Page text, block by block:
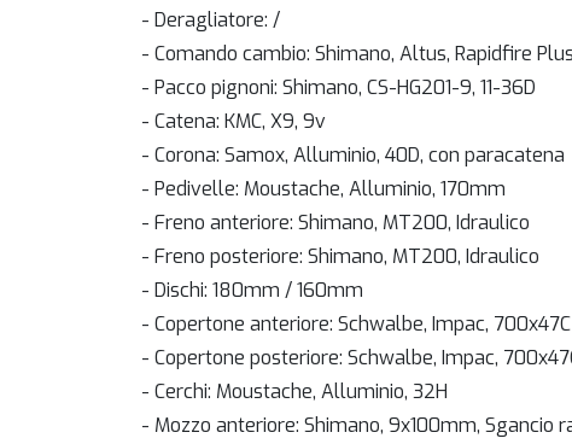
- Deragliatore: /
- Comando cambio: Shimano, Altus, Rapidfire Plus
- Pacco pignoni: Shimano, CS-HG201-9, 11-36D
- Catena: KMC, X9, 9v
- Corona: Samox, Alluminio, 40D, con paracatena
- Pedivelle: Moustache, Alluminio, 170mm
- Freno anteriore: Shimano, MT200, Idraulico
- Freno posteriore: Shimano, MT200, Idraulico
- Dischi: 180mm / 160mm
- Copertone anteriore: Schwalbe, Impac, 700x47C
- Copertone posteriore: Schwalbe, Impac,
- Cerchi: Moustache, Alluminio, 32H
- Mozzo anteriore: Shimano, 9x100mm, Sgancio